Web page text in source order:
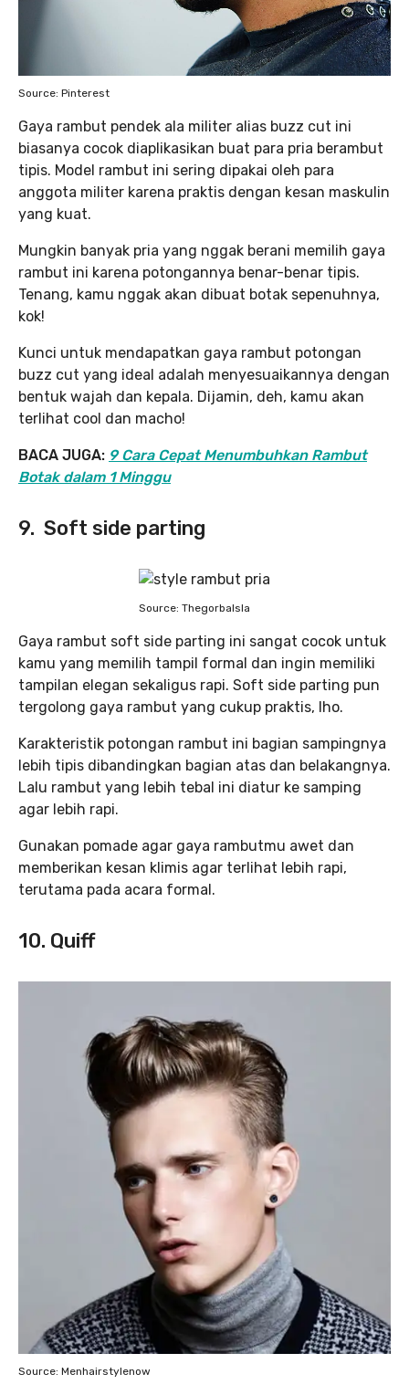
Source: Pinterest
Gaya rambut pendek ala militer alias buzz cut ini
biasanya cocok diaplikasikan buat para pria berambut
tipis. Model rambut ini sering dipakai oleh para
anggota militer karena praktis dengan kesan maskulin
yang kuat.
Mungkin banyak pria yang nggak berani memilih gaya
rambut ini karena potongannya benar-benar tipis.
Tenang, kamu nggak akan dibuat botak sepenuhnya,
kok!
Kunci untuk mendapatkan gaya rambut potongan
buzz cut yang ideal adalah menyesuaikannya dengan
bentuk wajah dan kepala. Dijamin, deh, kamu akan
terlihat cool dan macho!
BACA JUGA: 9 Cara Cepat Menumbuhkan Rambut
Botak dalam 1 Minggu
9. Soft side parting
Source: Thegorbalsla
Gaya rambut soft side parting ini sangat cocok untuk
kamu yang memilih tampil formal dan ingin memiliki
tampilan elegan sekaligus rapi. Soft side parting pun
tergolong gaya rambut yang cukup praktis, lho.
Karakteristik potongan rambut ini bagian sampingnya
lebih tipis dibandingkan bagian atas dan belakangnya.
Lalu rambut yang lebih tebal ini diatur ke samping
agar lebih rapi.
Gunakan pomade agar gaya rambutmu awet dan
memberikan kesan klimis agar terlihat lebih rapi,
terutama pada acara formal.
10. Quiff
Source: Menhairstylenow